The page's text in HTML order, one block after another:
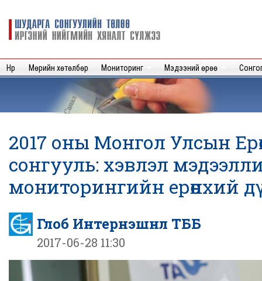
Шударга
сонгуулийн
нийгмийн
хяналт
Нүүр Мөрийн хөтөлбөр Мониторинг Мэдээний өрөө
2017 оны Монгол Улсын
сонгууль: хэвлэл
мониторингийн ерөнхий
Глоб Интернэшнл ТББ
2017-06-28 11:30